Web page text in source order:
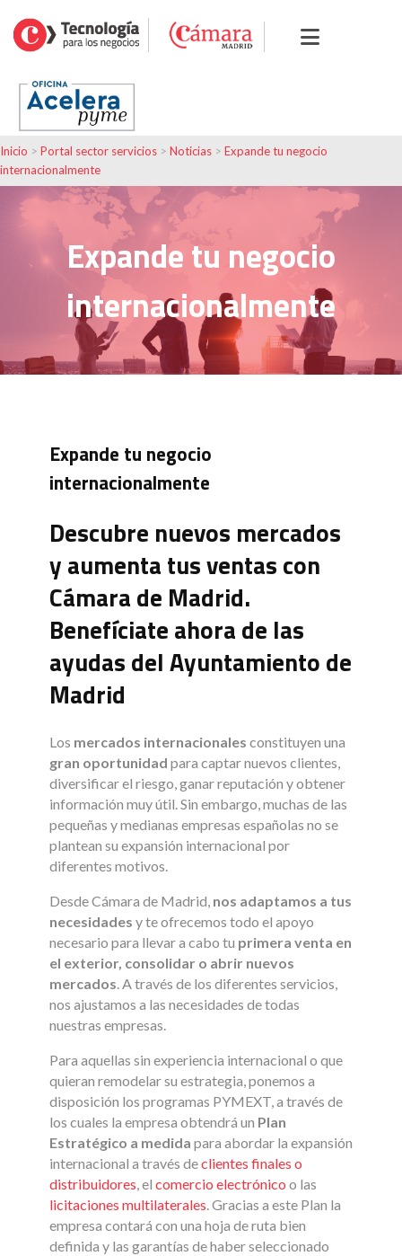
Inicio > Portal sector servicios > Noticias > Expande tu negocio
internacionalmente
Expande tu negocio
internacionalmente
Expande tu negocio
internacionalmente
Descubre nuevos mercados
y aumenta tus ventas con
Cámara de Madrid.
Benefíciate ahora de las
ayudas del Ayuntamiento de
Madrid
Los mercados internacionales constituyen una
gran oportunidad para captar nuevos clientes,
diversificar el riesgo, ganar reputación y obtener
información muy útil. Sin embargo, muchas de las
pequeñas y medianas empresas españolas no se
plantean su expansión internacional por
diferentes motivos.
Desde Cámara de Madrid, nos adaptamos a tus
necesidades y te ofrecemos todo el apoyo
necesario para llevar a cabo tu primera venta en
el exterior, consolidar o abrir nuevos
mercados. A través de los diferentes servicios,
nos ajustamos a las necesidades de todas
nuestras empresas.
Para aquellas sin experiencia internacional o que
quieran remodelar su estrategia, ponemos a
disposición los programas PYMEXT, a través de
los cuales la empresa obtendrá un Plan
Estratégico a medida para abordar la expansión
internacional a través declientes finales o
distribuidores, el comercio electrónico o las
licitaciones multilaterales. Gracias a este Plan la
empresa contará con una hoja de ruta bien
definida y las garantías de haber seleccionado